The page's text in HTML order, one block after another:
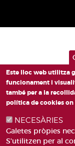
Este lloc web utilitza
funcionament i
també per a la
política de cookies
NECESÀRIES
Galetes pròpies
S'utilitzen per al